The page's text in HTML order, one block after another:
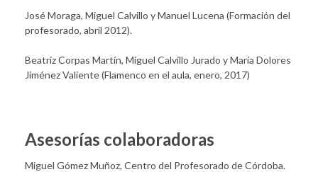
José Moraga, Miguel Calvillo y Manuel Lucena (Formación del
profesorado, abril 2012).
Beatriz Corpas Martín, Miguel Calvillo Jurado y María Dolores
Jiménez Valiente (Flamenco en el aula, enero, 2017)
Asesorías colaboradoras
Miguel Gómez Muñoz, Centro del Profesorado de Córdoba.